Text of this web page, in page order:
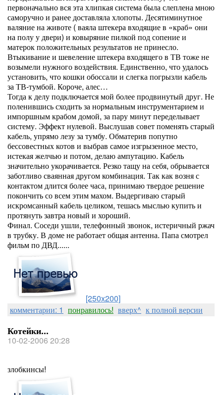
первоначально вся эта хлипкая система была слеплена мною
саморучно и ранее доставляла хлопоты. Десятиминутное
валяние на животе ( ваяла штекера входящие в «краб» они
на полу у двери) и ковыряние пилкой под сопение и
матерок положительных результатов не принесло.
Втыкивание и шевеление штекера входящего в ТВ тоже не
возымели нужного воздействия. Единственно, что удалось
установить, что кошки обоссали и слегка погрызли кабель
за ТВ-тумбой. Короче, алес…
Тогда к делу подключается мой более продвинутый друг. Не
поленившись сходить за нормальным инструментарием и
импоршным крабом домой, за пару минут переделывает
систему. Эффект нулевой. Выслушав совет поменять старый
кабель, упрямо лезу за тумбу. Обматерив попутно
бессовестных котов и выбрав самое изгрызенное место,
истекая желчью и потом, делаю ампутацию. Кабель
значительно укорачивается. Резко тащу на себя, обрывается
заботливо сваянная другом комбинация. Так как возня с
контактом длится более часа, принимаю твердое решение
покончить со всем этим махом. Выдергиваю старый
искромсанный кабель целиком, тешась мыслью купить и
протянуть завтра новый и хороший.
Финал. Соседи ушли, телефонный звонок, истеричный ржач
в трубку. В доме не работает общая антенна. Папа смотрел
фильм по ДВД......
[250x200]
комментарии: 1 понравилось! вверх^ к полной версии
Котейки...
10-02-2006 20:28
злобкинсы!